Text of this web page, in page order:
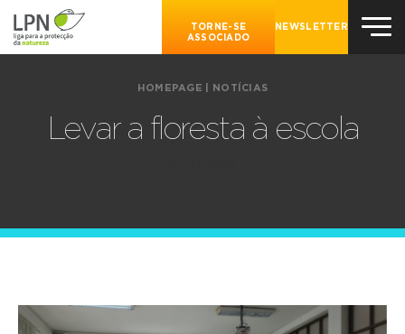
TORNE-SE
ASSOCIADO
NEWSLETTER
HOMEPAGE NOTÍCIAS
Levar a floresta à escola